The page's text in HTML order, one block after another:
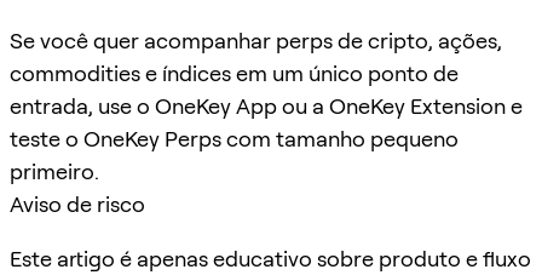
Se você quer acompanhar perps de cripto, ações,
commodities e índices em um único ponto de
entrada, use o OneKey App ou a OneKey Extension e
teste o OneKey Perps com tamanho pequeno
primeiro.
Aviso de risco
Este artigo é apenas educativo sobre produto e fluxo